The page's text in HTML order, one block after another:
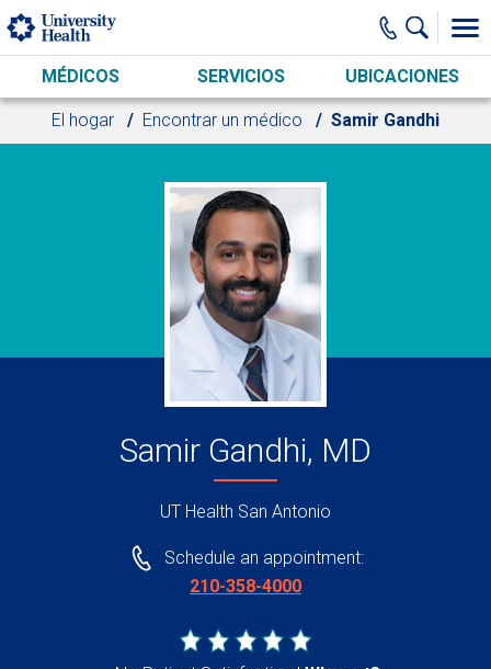
Skip to main content
MÉDICOS SERVICIOS UBICACIONES
El hogar Encontrar un médico Samir Gandhi
Samir Gandhi, MD
UT Health San Antonio
Schedule an appointment:
210-358-4000